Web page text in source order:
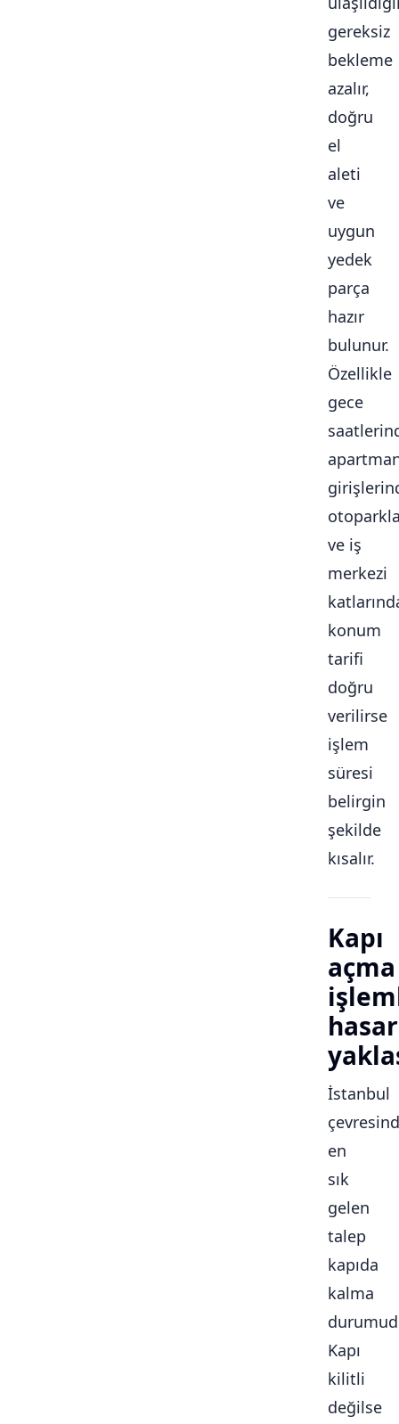
gereksiz
bekleme
azalır,
doğru
el
aleti
ve
uygun
yedek
parça
hazır
bulunur.
Özellikle
gece
ve iş
merkezi
konum
tarifi
doğru
verilirse
işlem
süresi
belirgin
şekilde
kısalır.
Kapı
açma
İstanbul
en
sık
gelen
talep
kapıda
kalma
Kapı
kilitli
değilse